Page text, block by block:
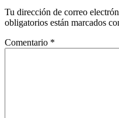
Tu dirección de correo
obligatorios están marcados
Comentario *